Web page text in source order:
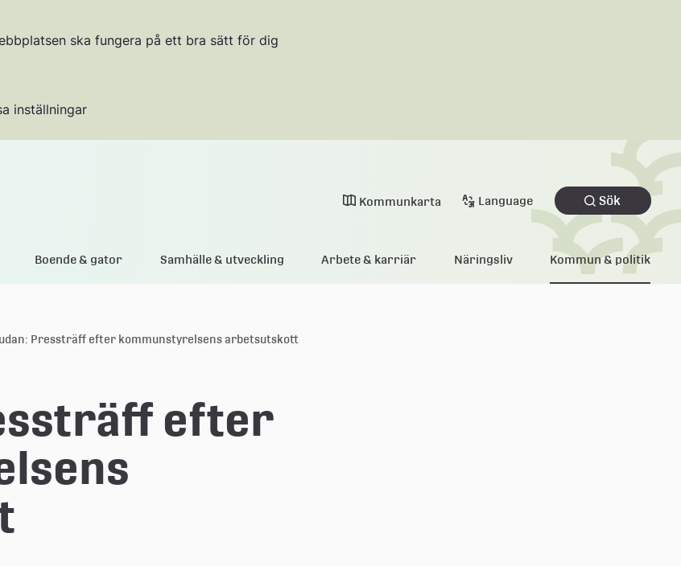
ska fungera på ett bra sätt för dig
inställningar
Kommunkarta Language Sök
Boende & gator Samhälle & utveckling Arbete & karriär Näringsliv Kommun & politik
Pressträff efter kommunstyrelsens arbetsutskott
efter